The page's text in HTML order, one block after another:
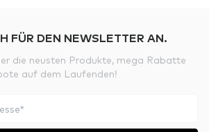
FÜR DEN NEWSLETTER AN.
die neusten Produkte, mega Rabatte
auf dem Laufenden!